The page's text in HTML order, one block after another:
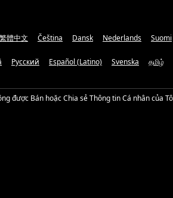
繁體中文 Čeština Dansk Nederlands Suomi
Русский Español (Latino) Svenska தமிழ்
được Bán hoặc Chia sẻ Thông tin Cá nhân của